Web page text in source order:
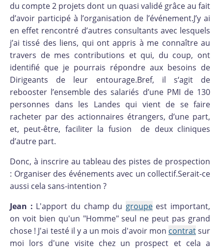
du compte 2 projets dont un quasi validé grâce au fait
d’avoir participé à l’organisation de l’événement.J’y ai
en effet rencontré d’autres consultants avec lesquels
j’ai tissé des liens, qui ont appris à me connaître au
travers de mes contributions et qui, du coup, ont
identifié que je pourrais répondre aux besoins de
Dirigeants de leur entourage.Bref, il s‘agit de
rebooster l’ensemble des salariés d’une PMI de 130
personnes dans les Landes qui vient de se faire
racheter par des actionnaires étrangers, d’une part,
et, peut-être, faciliter la fusion de deux cliniques
d’autre part.
Donc, à inscrire au tableau des pistes de prospection
: Organiser des événements avec un collectif.Serait-ce
aussi cela sans-intention ?
Jean : L'apport du champ du groupeest important,
on voit bien qu'un "Homme" seul ne peut pas grand
chose ! J'ai testé il y a un mois d'avoir mon contratsur
moi lors d'une visite chez un prospect et cela a